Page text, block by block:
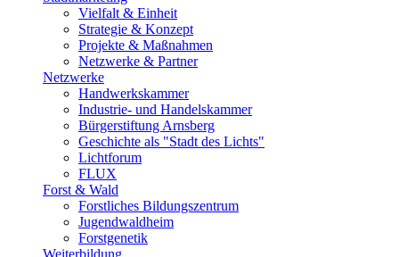
Vielfalt & Einheit
Strategie & Konzept
Projekte & Maßnahmen
Netzwerke & Partner
Netzwerke
Handwerkskammer
Industrie- und Handelskammer
Bürgerstiftung Arnsberg
Geschichte als "Stadt des Lichts"
Lichtforum
FLUX
Forst & Wald
Forstliches Bildungszentrum
Jugendwaldheim
Forstgenetik
Weiterbildung